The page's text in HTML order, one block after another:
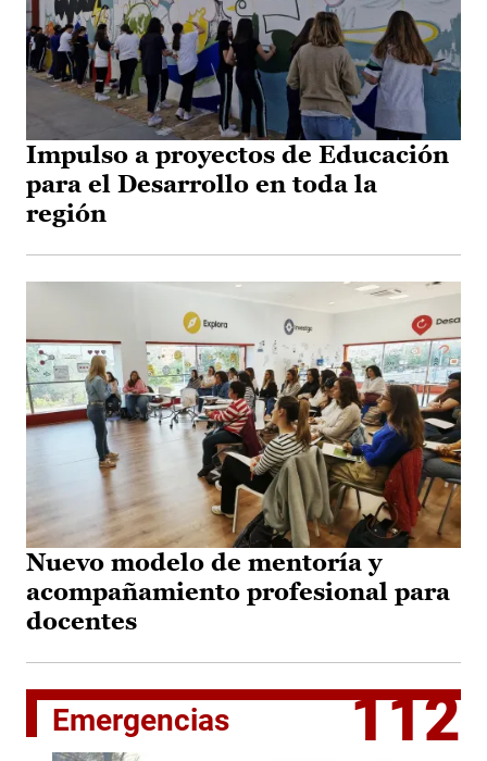
Impulso a proyectos de Educación
para el Desarrollo en toda la
región
Nuevo modelo de mentoría y
acompañamiento profesional para
docentes
Emergencias 112